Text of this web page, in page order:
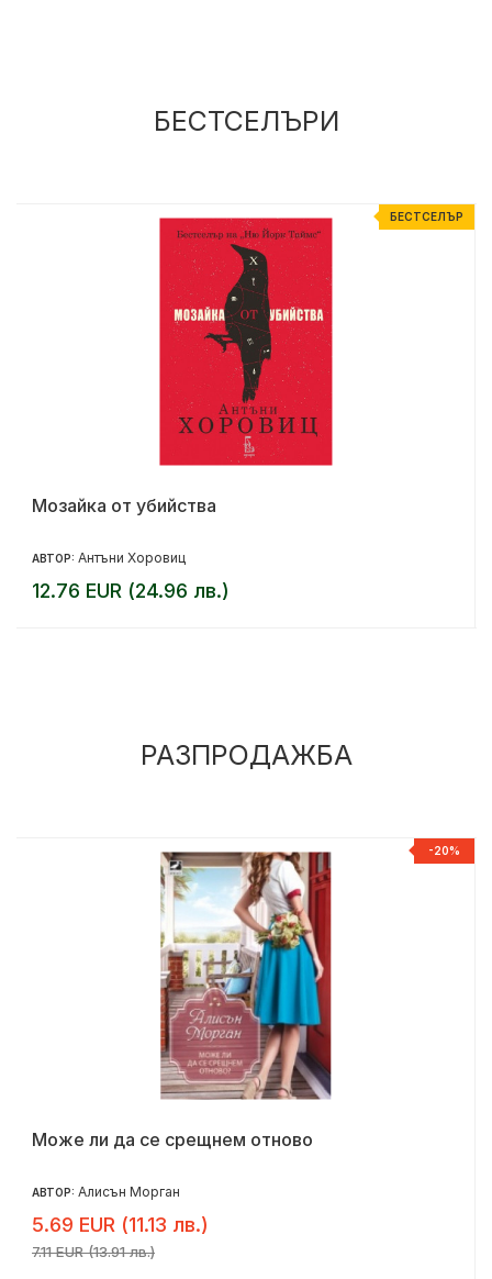
БЕСТСЕЛЪРИ
БЕСТСЕЛЪР
Мозайка от убийства
АВТОР: Антъни Хоровиц
12.76 EUR (24.96 лв.)
РАЗПРОДАЖБА
-20%
Може ли да се срещнем отново
АВТОР: Алисън Морган
5.69 EUR (11.13 лв.)
7.11 EUR (13.91 лв.)